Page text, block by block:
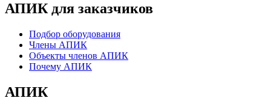
АПИК для заказчиков
Подбор оборудования
Члены АПИК
Объекты членов АПИК
Почему АПИК
АПИК